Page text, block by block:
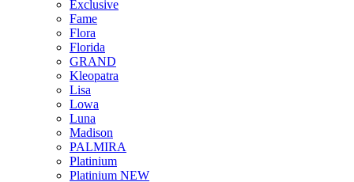
Exclusive
Fame
Flora
Florida
GRAND
Kleopatra
Lisa
Lowa
Luna
Madison
PALMIRA
Platinium
Platinium NEW